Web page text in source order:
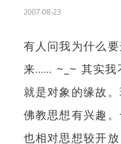
2007-08-23
有人问我为什么
来…… ~_~ 其实我
就是对象的缘故
佛教思想有兴趣
也相对思想较开